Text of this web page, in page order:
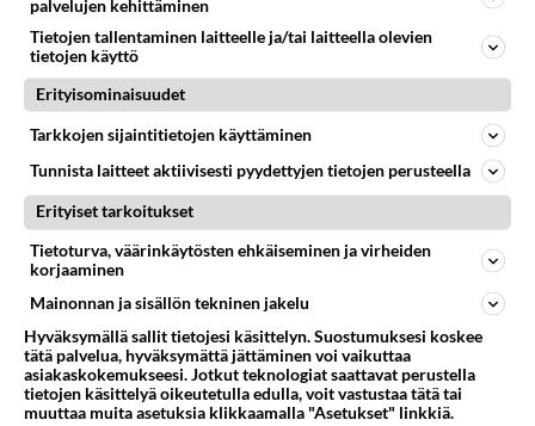
Kauanko olet kaivannut kaivattuasi ja
koska hänet löysit?
05.08.2026 17:19
612
Osallistu keskusteluun
Uusi draamasarja järkyttävästä tapauksesta on tulossa. Tositapahtumiin perustuva sarja ammentaa vuoden 1986 Mikkelin pan
Uuden TTK-juontajan ympärillä epätietoisuus sakenee - Nyt MTV hämmentää soppaa
TTK tulee taas tänä syksynä. Ohjelman uudet tähtioppilaat julkistetaan torstaina 6. elokuuta klo 14 alkavassa lehdistö
Mitä tuot pöytään parisuhteessa?
palvelujen kehittäminen
Tietojen tallentaminen laitteelle ja/tai laitteella olevien
tietojen käyttö
Erityisominaisuudet
Tarkkojen sijaintitietojen käyttäminen
Tunnista laitteet aktiivisesti pyydettyjen tietojen perusteella
Erityiset tarkoitukset
Tietoturva, väärinkäytösten ehkäiseminen ja virheiden
korjaaminen
Mainonnan ja sisällön tekninen jakelu
Hyväksymällä sallit tietojesi käsittelyn. Suostumuksesi koskee
tätä palvelua, hyväksymättä jättäminen voi vaikuttaa
asiakaskokemukseesi. Jotkut teknologiat saattavat perustella
tietojen käsittelyä oikeutetulla edulla, voit vastustaa tätä tai
muuttaa muita asetuksia klikkaamalla "Asetukset" linkkiä.